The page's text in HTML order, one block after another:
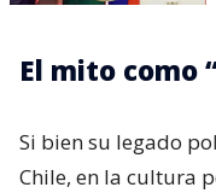
El mito como
Si bien su legado
Chile, en la cultura